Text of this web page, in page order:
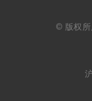
© 版权所